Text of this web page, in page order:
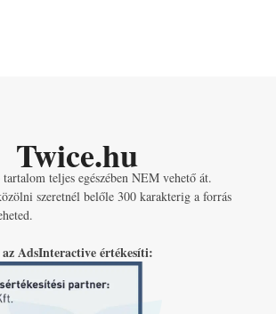
Twice.hu
teljes egészében NEM vehető át.
szeretnél belőle 300 karakterig a forrás
AdsInteractive értékesíti: